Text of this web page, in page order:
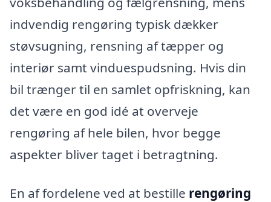
indvendig rengøring typisk dækker
støvsugning, rensning af tæpper og
interiør samt vinduespudsning. Hvis din
bil trænger til en samlet opfriskning, kan
det være en god idé at overveje
rengøring af hele bilen, hvor begge
aspekter bliver taget i betragtning.
En af fordelene ved at bestille rengøring